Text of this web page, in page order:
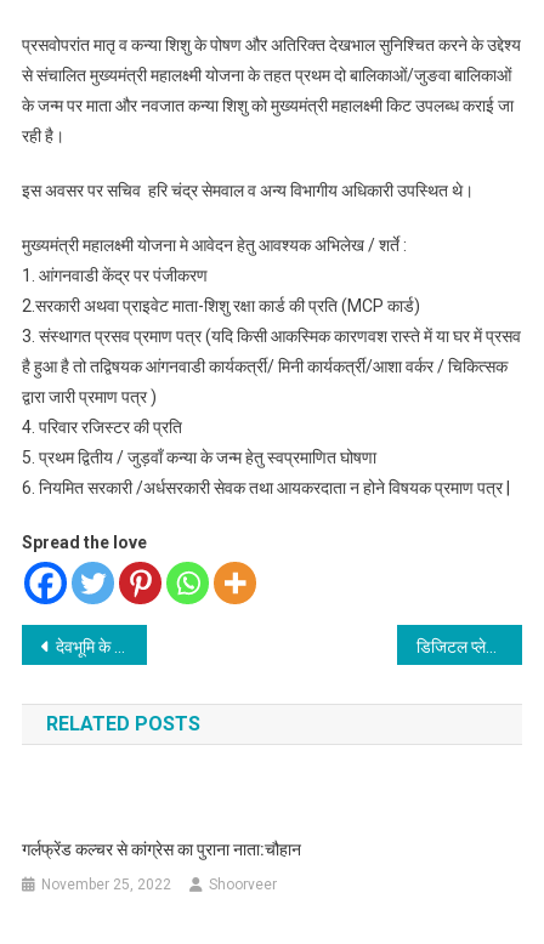
प्रसवोपरांत मातृ व कन्या शिशु के पोषण और अतिरिक्त देखभाल सुनिश्चित करने के उद्देश्य
से संचालित मुख्यमंत्री महालक्ष्मी योजना के तहत प्रथम दो बालिकाओं/जुङवा बालिकाओं
के जन्म पर माता और नवजात कन्या शिशु को मुख्यमंत्री महालक्ष्मी किट उपलब्ध कराई जा
रही है।
इस अवसर पर सचिव हरि चंद्र सेमवाल व अन्य विभागीय अधिकारी उपस्थित थे।
मुख्यमंत्री महालक्ष्मी योजना मे आवेदन हेतु आवश्यक अभिलेख / शर्ते :
1. आंगनवाडी केंद्र पर पंजीकरण
2.सरकारी अथवा प्राइवेट माता-शिशु रक्षा कार्ड की प्रति (MCP कार्ड)
3. संस्थागत प्रसव प्रमाण पत्र (यदि किसी आकस्मिक कारणवश रास्ते में या घर में प्रसव
है हुआ है तो तद्विषयक आंगनवाडी कार्यकर्त्री/ मिनी कार्यकर्त्री/आशा वर्कर / चिकित्सक
द्वारा जारी प्रमाण पत्र )
4. परिवार रजिस्टर की प्रति
5. प्रथम द्वितीय / जुड़वाँ कन्या के जन्म हेतु स्वप्रमाणित घोषणा
6. नियमित सरकारी /अर्धसरकारी सेवक तथा आयकरदाता न होने विषयक प्रमाण पत्र |
Spread the love
Post
navigation
देवभूमि के सामाजिक-सांस्कृतिक ताने-बाने को बचाए रखने को उठाने होंगे कुछ जरुरी कदम डिजिटल प्लेटफार्म किसान सारथी लॉन्च
RELATED POSTS
गर्लफ्रेंड कल्चर से कांग्रेस का पुराना नाता:चौहान
November 25, 2022 Shoorveer